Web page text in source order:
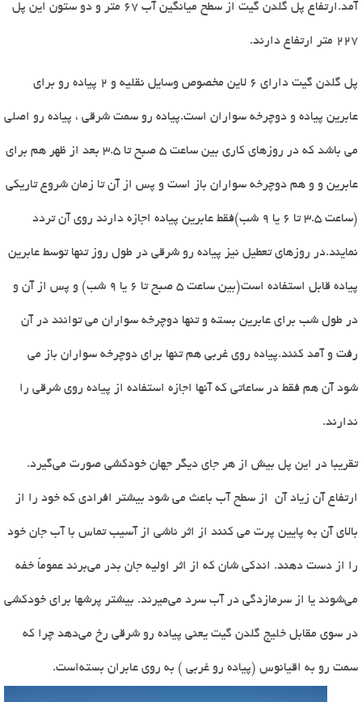
آمد.ارتفاع پل گلدن گیت از سطح میانگین آب 67 متر و دو ستون این پل
227 متر ارتفاع دارند.
پل گلدن گیت دارای 6 لاین مخصوص وسایل نقلیه و 2 پیاده رو برای
عابرین پیاده و دوچرخه سواران است.پیاده رو سمت شرقی ، پیاده رو اصلی
می باشد که در روزهای کاری بین ساعت 5 صبح تا 3.5 بعد از ظهر هم برای
عابرین و و هم دوچرخه سواران باز است و پس از آن تا زمان شروع تاریکی
(ساعت 3.5 تا 6 یا 9 شب)فقط عابرین پیاده اجازه دارند روی آن تردد
نمایند.در روزهای تعطیل نیز پیاده رو شرقی در طول روز تنها توسط عابرین
پیاده قابل استفاده است(بین ساعت 5 صبح تا 6 یا 9 شب) و پس از آن و
در طول شب برای عابرین بسته و تنها دوچرخه سواران می توانند در آن
رفت و آمد کنند.پیاده روی غربی هم تنها برای دوچرخه سواران باز می
شود آن هم فقط در ساعاتی که آنها اجازه استفاده از پیاده روی شرقی را
ندارند.
تقریبا در این پل بیش از هر جای دیگر جهان خودکشی صورت می‌گیرد.
ارتفاع آن زیاد آن از سطح آب باعث می شود بیشتر افرادی که خود را از
بالای آن به پایین پرت می کنند از اثر ناشی از آسیب تماس با آب جان خود
را از دست دهند. اندکی شان که از اثر اولیه جان بدر می‌برند عموماً خفه
می‌شوند یا از سرمازدگی در آب سرد می‌میرند. بیشتر پرشها برای خودکشی
در سوی مقابل خلیج گلدن گیت یعنی پیاده رو شرقی رخ می‌دهد چرا که
سمت رو به اقیانوس (پیاده رو غربی ) به روی عابران بسته‌است.